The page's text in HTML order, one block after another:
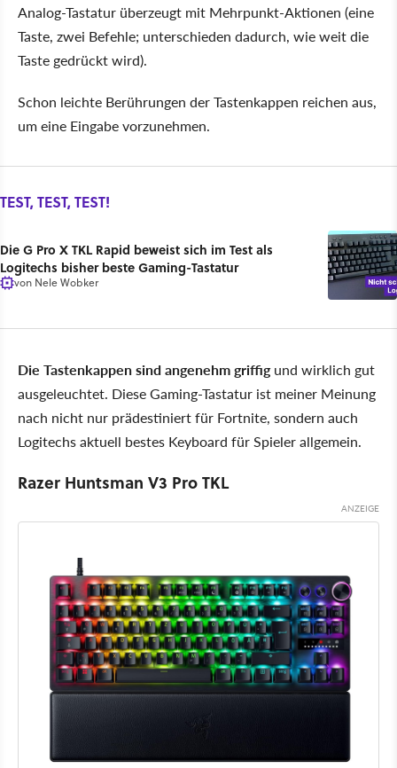
Analog-Tastatur überzeugt mit Mehrpunkt-Aktionen (eine
Taste, zwei Befehle; unterschieden dadurch, wie weit die
Taste gedrückt wird).
Schon leichte Berührungen der Tastenkappen reichen aus,
um eine Eingabe vorzunehmen.
TEST, TEST, TEST!
Die G Pro X TKL Rapid beweist sich im Test als
Logitechs bisher beste Gaming-Tastatur
von Nele Wobker
Die Tastenkappen sind angenehm griffigund wirklich gut
ausgeleuchtet. Diese Gaming-Tastatur ist meiner Meinung
nach nicht nur prädestiniert für Fortnite, sondern auch
Logitechs aktuell bestes Keyboard für Spieler allgemein.
Razer Huntsman V3 Pro TKL